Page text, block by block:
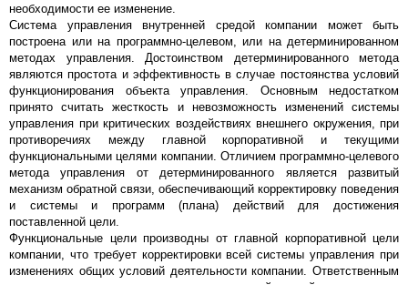
необходимости ее изменение.
Система управления внутренней средой компании может быть
построена или на программно-целевом, или на детерминированном
методах управления. Достоинством детерминированного метода
являются простота и эффективность в случае постоянства условий
функционирования объекта управления. Основным недостатком
принято считать жесткость и невозможность изменений системы
управления при критических воздействиях внешнего окружения, при
противоречиях между главной корпоративной и текущими
функциональными целями компании. Отличием программно-целевого
метода управления от детерминированного является развитый
механизм обратной связи, обеспечивающий корректировку поведения
и системы и программ (плана) действий для достижения
поставленной цели.
Функциональные цели производны от главной корпоративной цели
компании, что требует корректировки всей системы управления при
изменениях общих условий деятельности компании. Ответственным